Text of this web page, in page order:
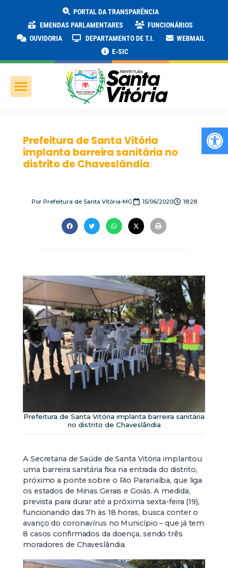
PORTAL DA TRANSPARÊNCIA
EMENDAS PARLAMENTARES
FUNCIONÁRIOS
OUVIDORIA
DEPARTAMENTO DE T.I.
WEBMAIL
E-SIC
Prefeitura de Santa Vitória
implanta barreira sanitária no
distrito de Chaveslândia
PorPrefeitura de Santa Vitória-MG 15/06/2020 18:28
Prefeitura de Santa Vitória implanta barreira sanitária
no distrito de Chaveslândia
A Secretaria de Saúde de Santa Vitória implantou
uma barreira sanitária fixa na entrada do distrito,
próximo a ponte sobre o Rio Paranaíba, que liga
os estados de Minas Gerais e Goiás. A medida,
prevista para durar até a próxima sexta-feira (19),
funcionando das 7h às 18 horas, busca conter o
avanço do coronavírus no Município – que já tem
8 casos confirmados da doença, sendo três
moradores de Chaveslândia.